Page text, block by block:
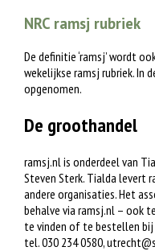
NRC ramsj rubriek
De definitie ‘ramsj’ wordt
wekelijkse ramsj rubriek. In
opgenomen.
De groothandel
ramsj.nl is onderdeel van
Steven Sterk. Tialda levert
andere organisaties. Het
behalve via ramsj.nl – ook
te vinden of te bestellen bij
tel. 030 234 0580,